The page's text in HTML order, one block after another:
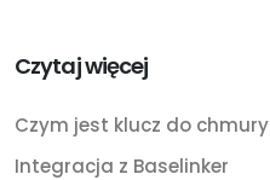
Czytaj więcej
Czym jest klucz do chmury
Integracja z Baselinker